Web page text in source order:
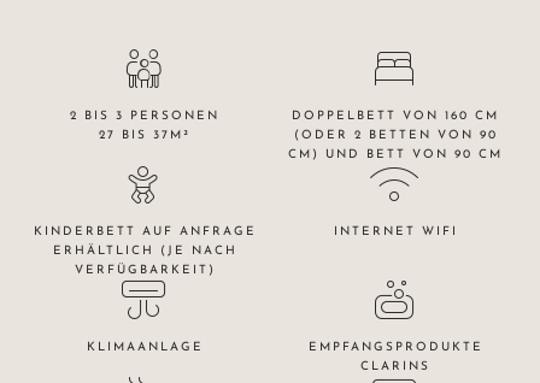
2 BIS 3 PERSONEN
27 BIS 37M²
DOPPELBETT VON 160 CM
(ODER 2 BETTEN VON 90
CM) UND BETT VON 90 CM
KINDERBETT AUF ANFRAGE
ERHÄLTLICH (JE NACH
VERFÜGBARKEIT)
INTERNET WIFI
KLIMAANLAGE
EMPFANGSPRODUKTE
CLARINS